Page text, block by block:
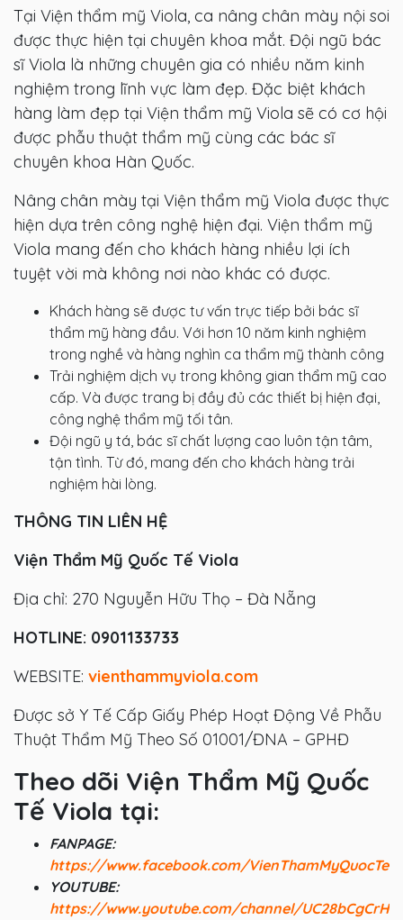
Tại Viện thẩm mỹ Viola, ca nâng chân mày nội soi
được thực hiện tại chuyên khoa mắt. Đội ngũ bác
sĩ Viola là những chuyên gia có nhiều năm kinh
nghiệm trong lĩnh vực làm đẹp. Đặc biệt khách
hàng làm đẹp tại Viện thẩm mỹ Viola sẽ có cơ hội
được phẫu thuật thẩm mỹ cùng các bác sĩ
chuyên khoa Hàn Quốc.
Nâng chân mày tại Viện thẩm mỹ Viola được thực
hiện dựa trên công nghệ hiện đại. Viện thẩm mỹ
Viola mang đến cho khách hàng nhiều lợi ích
tuyệt vời mà không nơi nào khác có được.
Khách hàng sẽ được tư vấn trực tiếp bởi bác sĩ
thẩm mỹ hàng đầu. Với hơn 10 năm kinh nghiệm
trong nghề và hàng nghìn ca thẩm mỹ thành công
Trải nghiệm dịch vụ trong không gian thẩm mỹ cao
cấp. Và được trang bị đầy đủ các thiết bị hiện đại,
công nghệ thẩm mỹ tối tân.
Đội ngũ y tá, bác sĩ chất lượng cao luôn tận tâm,
tận tình. Từ đó, mang đến cho khách hàng trải
nghiệm hài lòng.
THÔNG TIN LIÊN HỆ
Viện Thẩm Mỹ Quốc Tế Viola
Địa chỉ: 270 Nguyễn Hữu Thọ – Đà Nẵng
HOTLINE: 0901133733
WEBSITE: vienthammyviola.com
Được sở Y Tế Cấp Giấy Phép Hoạt Động Về Phẫu
Thuật Thẩm Mỹ Theo Số 01001/ĐNA – GPHĐ
Theo dõi Viện Thẩm Mỹ Quốc
Tế Viola tại:
FANPAGE:
https://www.facebook.com/
YOUTUBE:
https://www.youtube.com/channel/